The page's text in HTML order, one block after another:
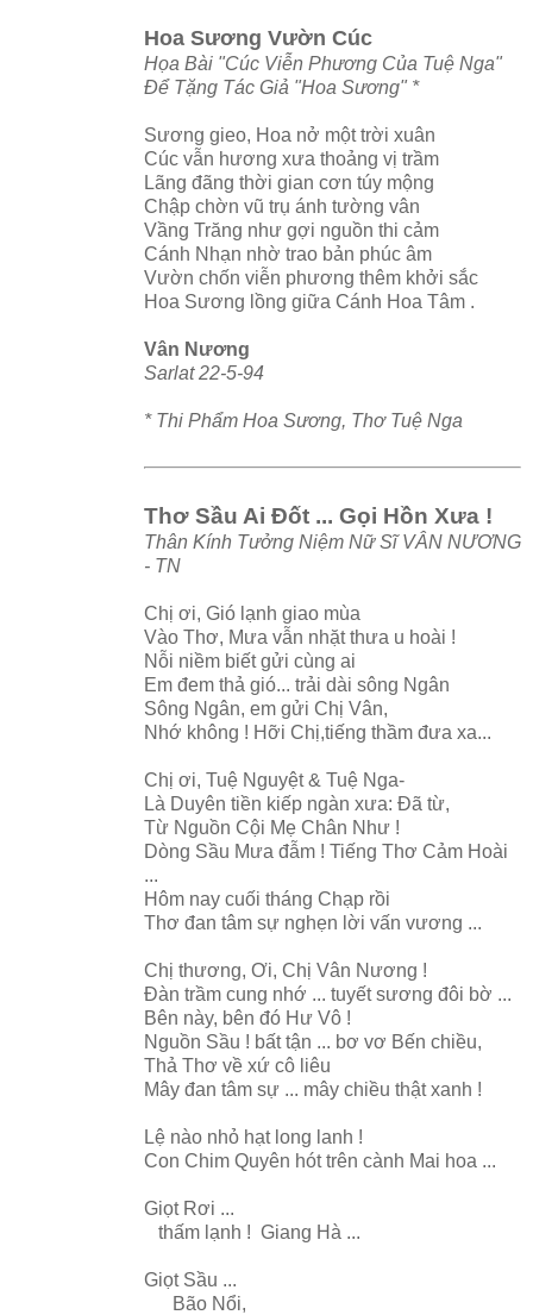
Hoa Sương Vườn Cúc
Họa Bài "Cúc Viễn Phương Của Tuệ Nga"
Để Tặng Tác Giả "Hoa Sương" *
Sương gieo, Hoa nở một trời xuân
Cúc vẫn hương xưa thoảng vị trầm
Lãng đãng thời gian cơn túy mộng
Chập chờn vũ trụ ánh tường vân
Vầng Trăng như gợi nguồn thi cảm
Cánh Nhạn nhờ trao bản phúc âm
Vườn chốn viễn phương thêm khởi sắc
Hoa Sương lồng giữa Cánh Hoa Tâm .
Vân Nương
Sarlat 22-5-94
* Thi Phẩm Hoa Sương, Thơ Tuệ Nga
Thơ Sầu Ai Đốt ... Gọi Hồn Xưa !
Thân Kính Tưởng Niệm Nữ Sĩ VÂN NƯƠNG
- TN
Chị ơi, Gió lạnh giao mùa
Vào Thơ, Mưa vẫn nhặt thưa u hoài !
Nỗi niềm biết gửi cùng ai
Em đem thả gió... trải dài sông Ngân
Sông Ngân, em gửi Chị Vân,
Nhớ không ! Hỡi Chị,tiếng thầm đưa xa...
Chị ơi, Tuệ Nguyệt & Tuệ Nga-
Là Duyên tiền kiếp ngàn xưa: Đã từ,
Từ Nguồn Cội Mẹ Chân Như !
Dòng Sầu Mưa đẫm ! Tiếng Thơ Cảm Hoài
...
Hôm nay cuối tháng Chạp rồi
Thơ đan tâm sự nghẹn lời vấn vương ...
Chị thương, Ơi, Chị Vân Nương !
Đàn trầm cung nhớ ... tuyết sương đôi bờ ...
Bên này, bên đó Hư Vô !
Nguồn Sầu ! bất tận ... bơ vơ Bến chiều,
Thả Thơ về xứ cô liêu
Mây đan tâm sự ... mây chiều thật xanh !
Lệ nào nhỏ hạt long lanh !
Con Chim Quyên hót trên cành Mai hoa ...
Giọt Rơi ...
thấm lạnh ! Giang Hà ...
Giọt Sầu ...
Bão Nổi,